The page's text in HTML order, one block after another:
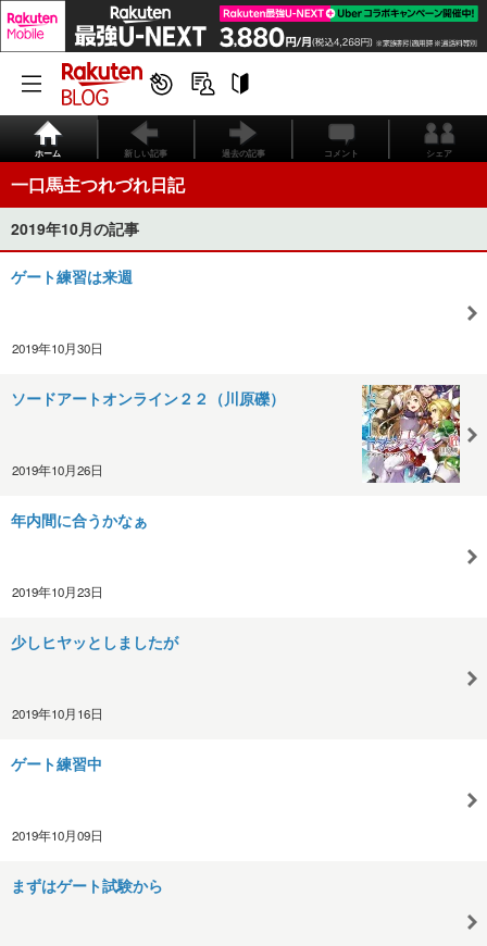
ホーム 新しい記事 過去の記事 コメント シェア
一口馬主つれづれ日記
2019年10月の記事
ゲート練習は来週
2019年10月30日
ソードアートオンライン２２（川原礫）
2019年10月26日
年内間に合うかなぁ
2019年10月23日
少しヒヤッとしましたが
2019年10月16日
ゲート練習中
2019年10月09日
まずはゲート試験から